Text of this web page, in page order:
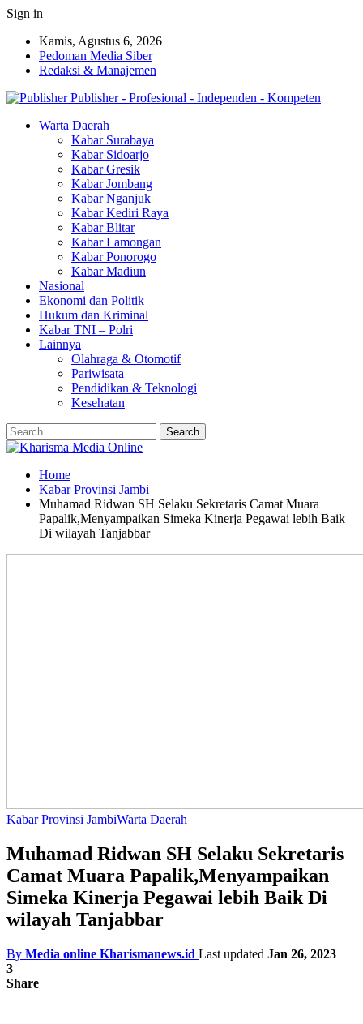
Sign in
Kamis, Agustus 6, 2026
Pedoman Media Siber
Redaksi & Manajemen
Publisher - Profesional - Independen - Kompeten
Warta Daerah
Kabar Surabaya
Kabar Sidoarjo
Kabar Gresik
Kabar Jombang
Kabar Nganjuk
Kabar Kediri Raya
Kabar Blitar
Kabar Lamongan
Kabar Ponorogo
Kabar Madiun
Nasional
Ekonomi dan Politik
Hukum dan Kriminal
Kabar TNI – Polri
Lainnya
Olahraga & Otomotif
Pariwisata
Pendidikan & Teknologi
Kesehatan
Home
Kabar Provinsi Jambi
Muhamad Ridwan SH Selaku Sekretaris Camat Muara
Papalik,Menyampaikan Simeka Kinerja Pegawai lebih Baik
Di wilayah Tanjabbar
Kabar Provinsi JambiWarta Daerah
Muhamad Ridwan SH Selaku Sekretaris
Camat Muara Papalik,Menyampaikan
Simeka Kinerja Pegawai lebih Baik Di
wilayah Tanjabbar
By Media online Kharismanews.id Last updated Jan 26, 2023
3
Share